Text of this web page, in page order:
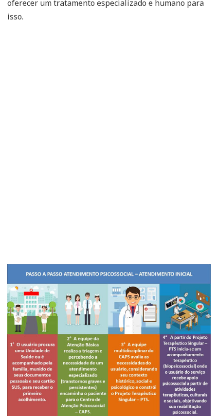
oferecer um tratamento especializado e humano para
isso.